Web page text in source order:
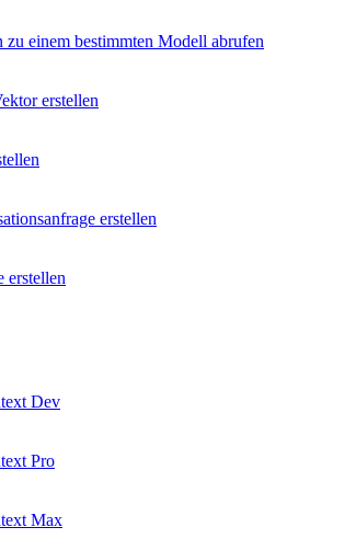
zu einem bestimmten Modell abrufen
erstellen
erstellen
erstellen
Dev
Pro
Max